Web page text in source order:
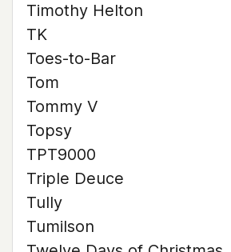
Timothy Helton
TK
Toes-to-Bar
Tom
Tommy V
Topsy
TPT9000
Triple Deuce
Tully
Tumilson